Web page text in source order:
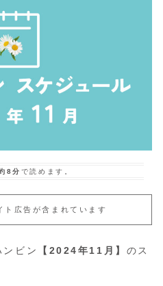
8分 で読めます。
ト広告が含まれています
ビン 【2024年11月】 のス